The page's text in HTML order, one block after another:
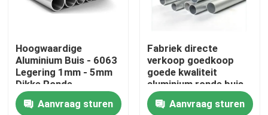
Thuis
Producten
Hoogwaardige
Aluminium Buis - 6063
Legering 1mm - 5mm
Dikke Ronde
Aluminium Ronde Pijp
voor Bouwconstructie
Aanvraag sturen
Fabriek directe
verkoop goedkoop
goede kwaliteit
aluminium ronde buis
3003 serie voor
buitengebruik
Aanvraag sturen